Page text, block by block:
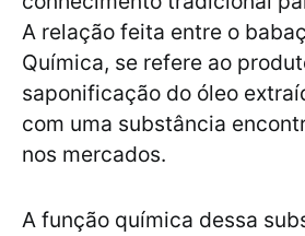
A relação feita entre o
Química, se refere ao
saponificação do óleo
com uma substância
nos mercados.
A função química dessa